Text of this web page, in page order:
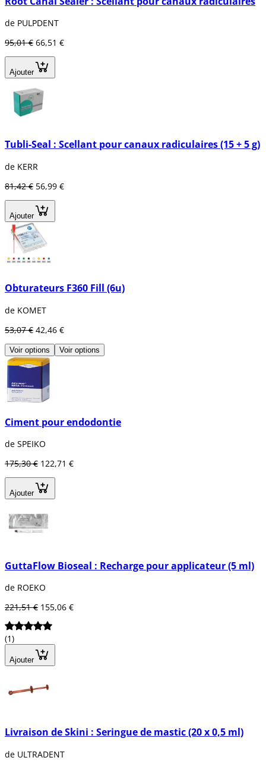
de PULPDENT
95,01 € 66,51 €
Ajouter
Tubli-Seal : Scellant pour canaux radiculaires (15 + 5 g)
de KERR
81,42 € 56,99 €
Ajouter
Obturateurs F360 Fill (6u)
de KOMET
53,07 € 42,46 €
Voir options Voir options
Ciment pour endodontie
de SPEIKO
175,30 € 122,71 €
Ajouter
GuttaFlow Bioseal : Recharge pour applicateur (5 ml)
de ROEKO
221,51 € 155,06 €
(1)
Ajouter
Livraison de Skini : Seringue de mastic (20 x 0,5 ml)
de ULTRADENT